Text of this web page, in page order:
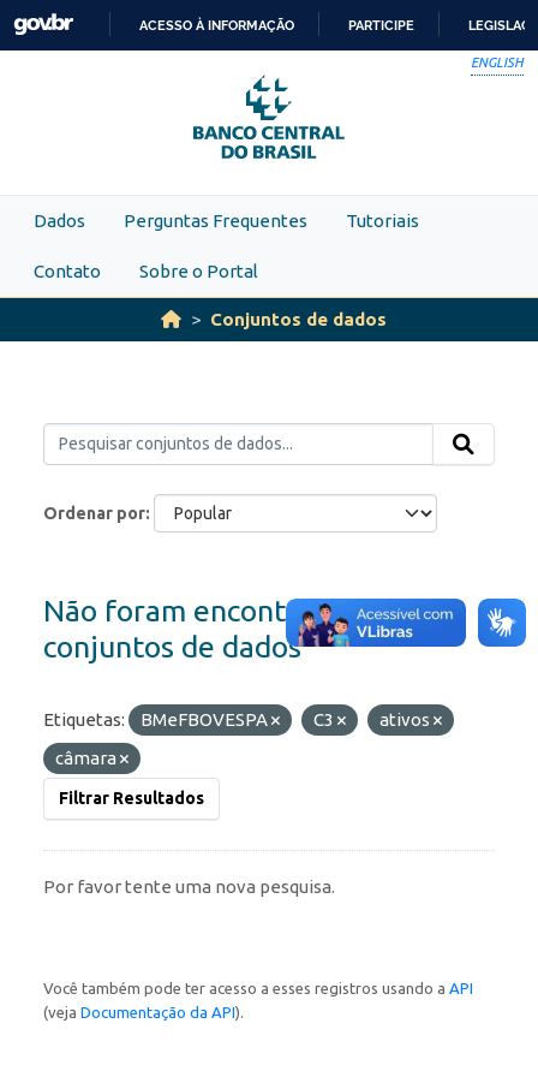
Skip to main content
PARA
O
CONTEÚDO
ACESSO À INFORMAÇÃO PARTICIPE
ENGLISH
Dados Perguntas Frequentes Tutoriais
Contato Sobre o Portal
Conjuntos de dados
Ordenar por
Não foram encontrados
conjuntos de dados
Etiquetas: BMeFBOVESPA C3
ativos
câmara
Filtrar Resultados
Por favor tente uma nova pesquisa.
Você também pode ter acesso a esses registros usando a API
(veja Documentação da API).